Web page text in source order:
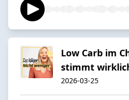
Low Carb im
stimmt
2026-03-25